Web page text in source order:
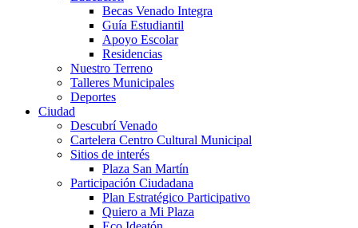
Becas Venado Integra
Guía Estudiantil
Apoyo Escolar
Residencias
Nuestro Terreno
Talleres Municipales
Deportes
Ciudad
Descubrí Venado
Cartelera Centro Cultural Municipal
Sitios de interés
Plaza San Martín
Participación Ciudadana
Plan Estratégico Participativo
Quiero a Mi Plaza